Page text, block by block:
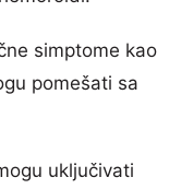
simptome kao
pomešati sa
uključivati